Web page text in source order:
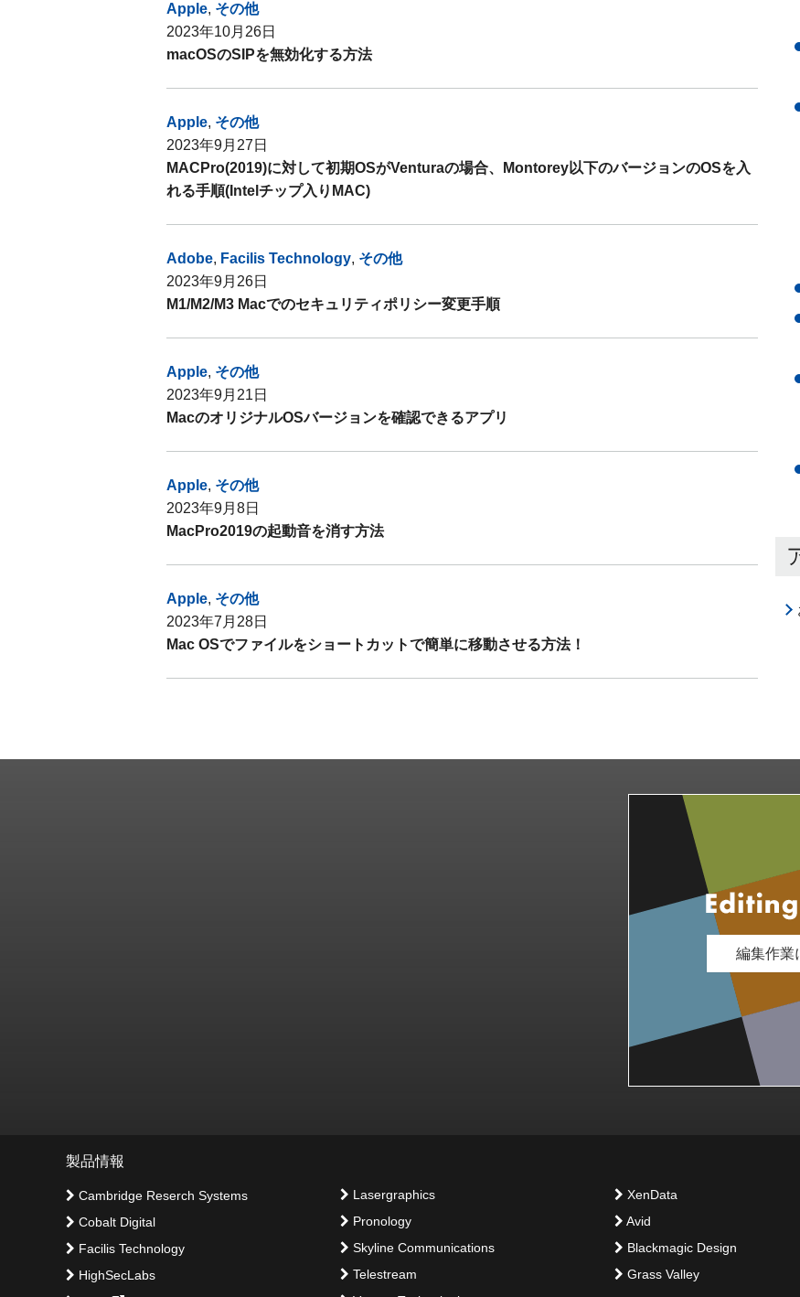
Apple, その他
2023年10月26日
macOSのSIPを無効化する方法
Apple, その他
2023年9月27日
MACPro(2019)に対して初期OSがVenturaの場合、Montorey以下のバージョンのOSを入
れる手順(Intelチップ入りMAC)
Adobe, Facilis Technology, その他
2023年9月26日
M1/M2/M3 Macでのセキュリティポリシー変更手順
Apple, その他
2023年9月21日
MacのオリジナルOSバージョンを確認できるアプリ
Apple, その他
2023年9月8日
MacPro2019の起動音を消す方法
Apple, その他
2023年7月28日
Mac OSでファイルをショートカットで簡単に移動させる方法！
編集作業
製品情報
Cambridge Reserch Systems
Cobalt Digital
Facilis Technology
HighSecLabs
Lasergraphics
Pronology
Skyline Communications
Telestream
XenData
Avid
Blackmagic Design
Grass Valley